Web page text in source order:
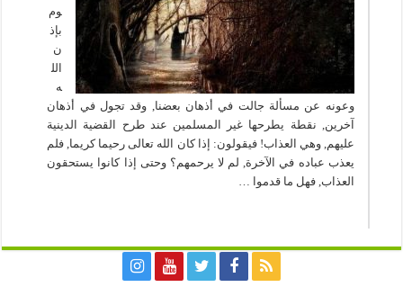
وم
بإذ
ن
الل
ه
وعونه عن مسألة جالت في أذهان بعضنا, وقد تجول في أذهان
آخرين, نقطة يطرحها غير المسلمين عند طرح القضية الدينية
عليهم, وهي العذاب! فيقولون: إذا كان الله تعالى رحيما كريما, فلم
يعذب عباده في الآخرة, لم لا يرحمهم؟ وحتى إذا كانوا يستحقون
العذاب, فهل ما قدموا …